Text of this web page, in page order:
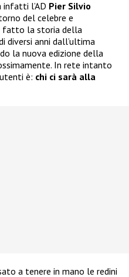
infatti l’AD Pier Silvio
del celebre e
fatto la storia della
diversi anni dall’ultima
la nuova edizione della
In rete intanto
è: chi ci sarà alla
a tenere in mano le redini